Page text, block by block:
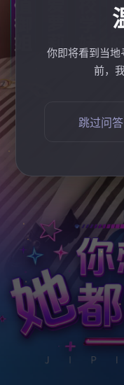
你即将看到当地
前，
跳过问答